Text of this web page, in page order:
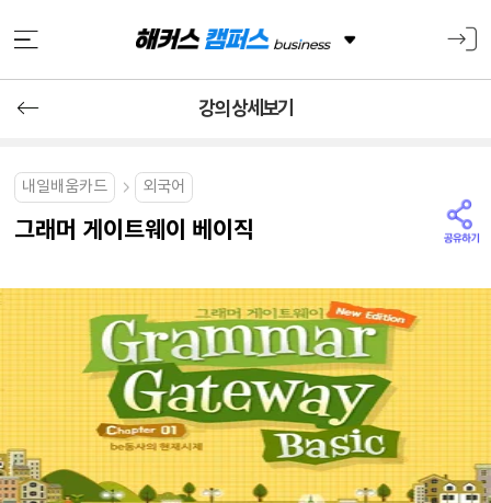
강의 상세보기
내일배움카드 외국어
그래머 게이트웨이 베이직